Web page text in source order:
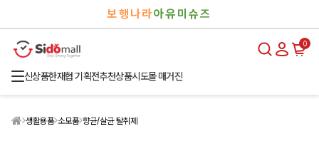
보행나라아유미슈즈
0
신상품한재협 기획전추천상품시도몰 매거진
생활용품 소모품 향균/살균 탈취제